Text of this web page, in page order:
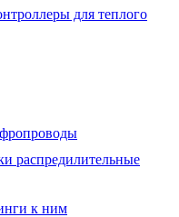
для теплого
распредилительные
к ним